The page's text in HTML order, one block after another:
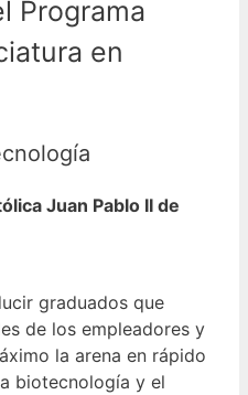
Programa
en
Juan Pablo II de
graduados que
de los empleadores y
la arena en rápido
biotecnología y el